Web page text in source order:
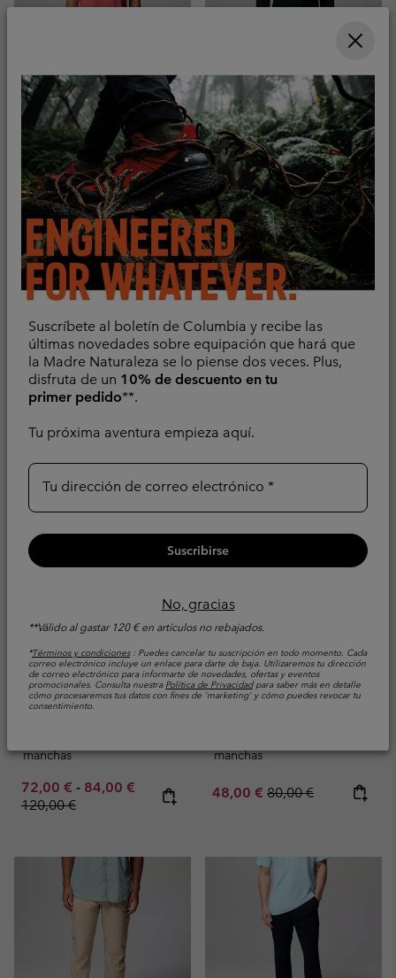
Suscríbete al boletín de Columbia y recibe las
últimas novedades sobre equipación que hará que
la Madre Naturaleza se lo piense dos veces. Plus,
disfruta de un 10% de descuento en tu
primer pedido**.
Tu próxima aventura empieza aquí.
Tu dirección de correo electrónico
Suscribirse
No, gracias
**Válido al gastar 120 € en artículos no rebajados.
*Términos y condiciones: Puedes cancelar tu suscripción en todo momento. Cada
correo electrónico incluye un enlace para darte de baja. Utilizaremos tu dirección
de correo electrónico para informarte de novedades, ofertas y eventos
promocionales. Consulta nuestra Política de Privacidadpara saber más en detalle
cómo procesaremos tus datos con fines de 'marketing' y cómo puedes revocar tu
consentimiento.
Pantalones de
senderismo Traverse To
Trail™ 2.0 para hombre
Tejido elástico
Sale price:
78,00 €Regular price:
130,00 €
Nuevo
Pantalones de
senderismo
impermeables Whistler
Impermeable
Regular price:
200,00 €
Pantalones para caminar
Chill Creek™ para
hombre
manchas
Minimum sale price:
72,00 € - Maximum sale price:
84,00 € Regular price:
120,00 €
Pantalones de
senderismo Tech Trail™
manchas
Sale price:
48,00 € Regular price:
80,00 €